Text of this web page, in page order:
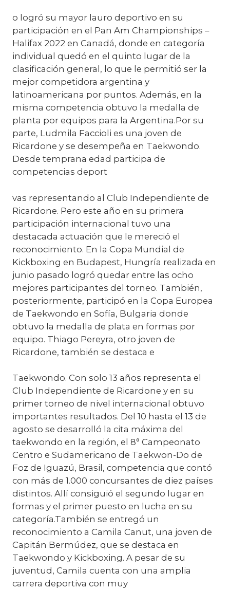
o logró su mayor lauro deportivo en su
participación en el Pan Am Championships –
Halifax 2022 en Canadá, donde en categoría
individual quedó en el quinto lugar de la
clasificación general, lo que le permitió ser la
mejor competidora argentina y
latinoamericana por puntos. Además, en la
misma competencia obtuvo la medalla de
planta por equipos para la Argentina.Por su
parte, Ludmila Faccioli es una joven de
Ricardone y se desempeña en Taekwondo.
Desde temprana edad participa de
competencias deport
vas representando al Club Independiente de
Ricardone. Pero este año en su primera
participación internacional tuvo una
destacada actuación que le mereció el
reconocimiento. En la Copa Mundial de
Kickboxing en Budapest, Hungría realizada en
junio pasado logró quedar entre las ocho
mejores participantes del torneo. También,
posteriormente, participó en la Copa Europea
de Taekwondo en Sofía, Bulgaria donde
obtuvo la medalla de plata en formas por
equipo. Thiago Pereyra, otro joven de
Ricardone, también se destaca e
Taekwondo. Con solo 13 años representa el
Club Independiente de Ricardone y en su
primer torneo de nivel internacional obtuvo
importantes resultados. Del 10 hasta el 13 de
agosto se desarrolló la cita máxima del
taekwondo en la región, el 8° Campeonato
Centro e Sudamericano de Taekwon-Do de
Foz de Iguazú, Brasil, competencia que contó
con más de 1.000 concursantes de diez países
distintos. Allí consiguió el segundo lugar en
formas y el primer puesto en lucha en su
categoría.También se entregó un
reconocimiento a Camila Canut, una joven de
Capitán Bermúdez, que se destaca en
Taekwondo y Kickboxing. A pesar de su
juventud, Camila cuenta con una amplia
carrera deportiva con muy